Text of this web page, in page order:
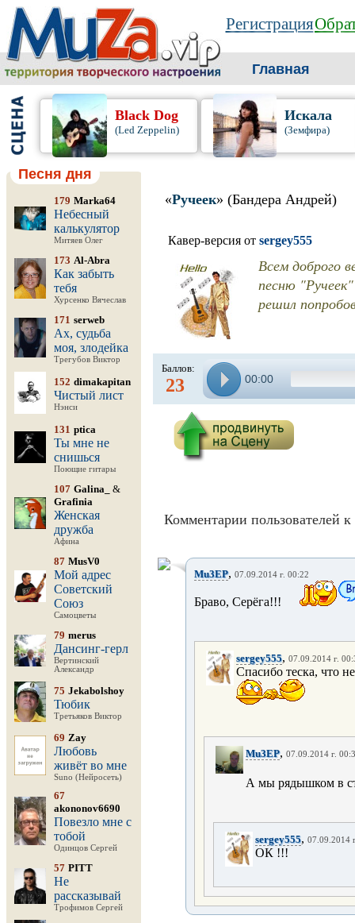
Регистрация
Главная
Black Dog
(Led Zeppelin)
Искала
(Земфира)
Песня дня
179 Marka64
Небесный
калькулятор
Митяев Олег
173 Al-Abra
Как забыть
тебя
Хурсенко Вячеслав
171 serweb
Ах, судьба
моя, злодейка
Трегубов Виктор
152 dimakapitan
Чистый лист
Нэнси
131 ptica
Ты мне не
снишься
Поющие гитары
107 Galina_
&
Grafinia
Женская
дружба
Афина
87 MusV0
Мой адрес
Советский
Союз
Самоцветы
79 merus
Дансинг-герл
Вертинский
Александр
75 Jekabolshoy
Тюбик
Третьяков Виктор
69 Zay
Любовь
живёт во мне
Suno (Нейросеть)
67
akononov6690
Повезло мне с
тобой
Одинцов Сергей
57 PITT
Не
рассказывай
Трофимов Сергей
«Ручеек» (Бандера Андрей)
Кавер-версия от sergey555
Всем доброго
песню
решил
Баллов:
23 00:00
Комментарии пользователей к
Mu3EP, 07.09.2014 г. 00:22
Браво, Серёга!!!
sergey555, 07.09.2014 г.
Спасибо теска, что
Mu3EP, 07.09.2014 г.
А мы рядышком в
sergey555, 07.09.2014
ОК !!!